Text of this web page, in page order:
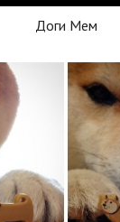
Доги Мем